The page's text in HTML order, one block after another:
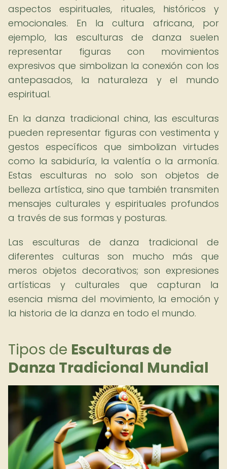
aspectos espirituales, rituales, históricos y
emocionales. En la cultura africana, por
ejemplo, las esculturas de danza suelen
representar figuras con movimientos
expresivos que simbolizan la conexión con los
antepasados, la naturaleza y el mundo
espiritual.
En la danza tradicional china, las esculturas
pueden representar figuras con vestimenta y
gestos específicos que simbolizan virtudes
como la sabiduría, la valentía o la armonía.
Estas esculturas no solo son objetos de
belleza artística, sino que también transmiten
mensajes culturales y espirituales profundos
a través de sus formas y posturas.
Las esculturas de danza tradicional de
diferentes culturas son mucho más que
meros objetos decorativos; son expresiones
artísticas y culturales que capturan la
esencia misma del movimiento, la emoción y
la historia de la danza en todo el mundo.
Tipos de Esculturas de
Danza Tradicional Mundial